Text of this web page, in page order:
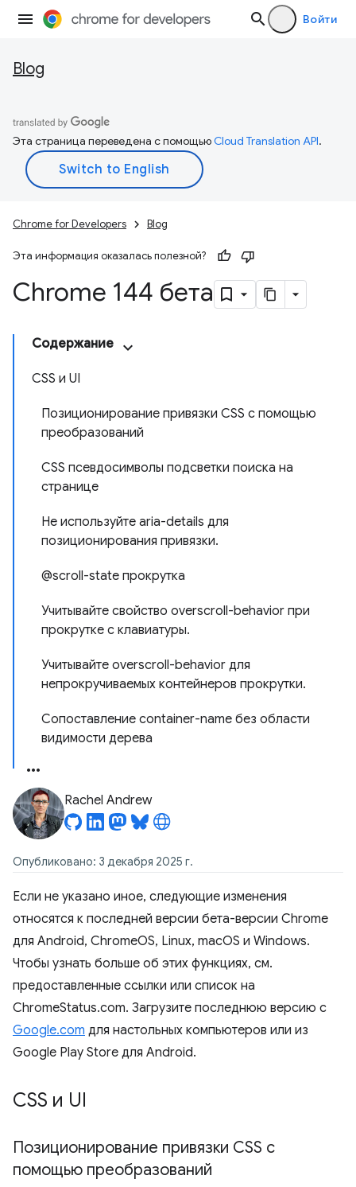
Войти
Blog
Эта страница переведена с помощьюCloud Translation API.
Chrome for Developers Blog
Эта информация оказалась полезной?
Chrome 144 бета
Содержание
CSS и UI
Позиционирование привязки CSS с помощью
преобразований
CSS псевдосимволы подсветки поиска на
странице
Не используйте aria-details для
позиционирования привязки.
@scroll-state прокрутка
Учитывайте свойство overscroll-behavior при
прокрутке с клавиатуры.
Учитывайте overscroll-behavior для
непрокручиваемых контейнеров прокрутки.
Сопоставление container-name без области
видимости дерева
Rachel Andrew
Опубликовано: 3 декабря 2025 г.
Если не указано иное, следующие изменения
относятся к последней версии бета-версии Chrome
для Android, ChromeOS, Linux, macOS и Windows.
Чтобы узнать больше об этих функциях, см.
предоставленные ссылки или список на
ChromeStatus.com. Загрузите последнюю версию с
Google.com для настольных компьютеров или из
Google Play Store для Android.
CSS и UI
Позиционирование привязки CSS с
помощью преобразований